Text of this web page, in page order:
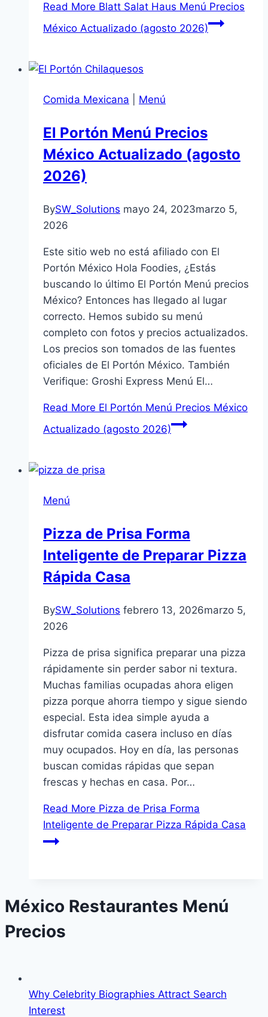
Read More Blatt Salat Haus Menú Precios
México Actualizado (agosto 2026)
Comida Mexicana Menú
El Portón Menú Precios
México Actualizado (agosto
2026)
BySW_Solutions mayo 24, 2023marzo 5,
2026
Este sitio web no está afiliado con El
Portón México Hola Foodies, ¿Estás
buscando lo último El Portón Menú precios
México? Entonces has llegado al lugar
correcto. Hemos subido su menú
completo con fotos y precios actualizados.
Los precios son tomados de las fuentes
oficiales de El Portón México. También
Verifique: Groshi Express Menú El…
Read More El Portón Menú Precios México
Actualizado (agosto 2026)
Menú
Pizza de Prisa Forma
Inteligente de Preparar Pizza
Rápida Casa
BySW_Solutions febrero 13, 2026marzo 5,
2026
Pizza de prisa significa preparar una pizza
rápidamente sin perder sabor ni textura.
Muchas familias ocupadas ahora eligen
pizza porque ahorra tiempo y sigue siendo
especial. Esta idea simple ayuda a
disfrutar comida casera incluso en días
muy ocupados. Hoy en día, las personas
buscan comidas rápidas que sepan
frescas y hechas en casa. Por…
Read More Pizza de Prisa Forma
Inteligente de Preparar Pizza Rápida Casa
México Restaurantes Menú
Precios
Why Celebrity Biographies Attract Search
Interest